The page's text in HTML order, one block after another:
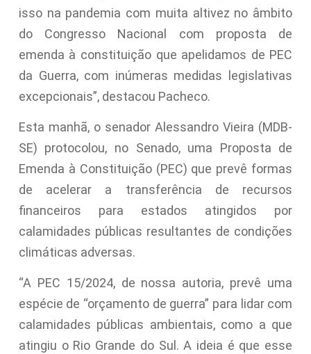
isso na pandemia com muita altivez no âmbito
do Congresso Nacional com proposta de
emenda à constituição que apelidamos de PEC
da Guerra, com inúmeras medidas legislativas
excepcionais”, destacou Pacheco.
Esta manhã, o senador Alessandro Vieira (MDB-
SE) protocolou, no Senado, uma Proposta de
Emenda à Constituição (PEC) que prevê formas
de acelerar a transferência de recursos
financeiros para estados atingidos por
calamidades públicas resultantes de condições
climáticas adversas.
“A PEC 15/2024, de nossa autoria, prevê uma
espécie de “orçamento de guerra” para lidar com
calamidades públicas ambientais, como a que
atingiu o Rio Grande do Sul. A ideia é que esse